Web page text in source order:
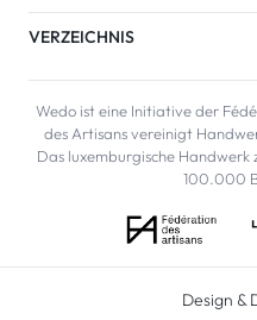
VERZEICHNIS
Wedo ist eine Initiative der
des Artisans vereinigt
Das luxemburgische
100.000
Design &